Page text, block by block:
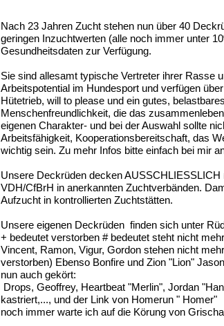
Nach 23 Jahren Zucht stehen nun über 40
geringen Inzuchtwerten (alle noch immer unter
Gesundheitsdaten zur Verfügung.
Sie sind allesamt typische Vertreter ihrer Rasse
Arbeitspotential im Hundesport und verfügen
Hütetrieb, will to please und ein gutes,
Menschenfreundlichkeit, die das
eigenen Charakter- und bei der Auswahl sollte
Arbeitsfähigkeit, Kooperationsbereitschaft, das
wichtig sein. Zu mehr Infos bitte einfach bei mir
Unsere Deckrüden decken
VDH/CfBrH in anerkannten Zuchtverbänden.
Aufzucht in kontrollierten Zuchtstätten.
Unsere eigenen Deckrüden finden sich unter
+ bedeutet verstorben # bedeutet steht nicht
Vincent, Ramon, Vigur, Gordon stehen nicht
verstorben) Ebenso Bonfire und Zion "Lion"
nun auch gekört:
Drops, Geoffrey, Heartbeat "Merlin", Jordan
kastriert,..., und der Link von Homerun " Homer"
noch immer warte ich auf die Körung von